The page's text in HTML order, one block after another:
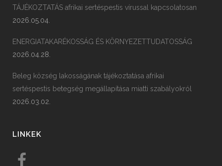
TÁJÉKOZTATÁS afrikai sertéspestis vírussal kapcsolatosan
2026.05.04.
ENERGIATAKARÉKOSSÁG ÉS KÖRNYEZETTUDATOSSÁG
2026.04.28.
Beleg község lakosságának tájékoztatása afrikai
sertéspestis betegség megállapítása miatti szabályokról
2026.03.02.
LINKEK